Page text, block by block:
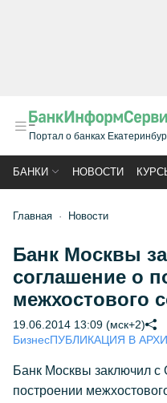
Портал о банках
БАНКИ НОВОСТИ
Главная Новости
Банк Москвы
соглашение о
межхостового
19.06.2014 13:09 (мск+2)
БизнесПУБЛИКАЦИЯ В
Банк Москвы заключил
построении